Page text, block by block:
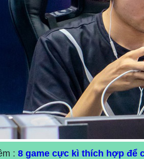
: 8 game cực kì thích hợp để